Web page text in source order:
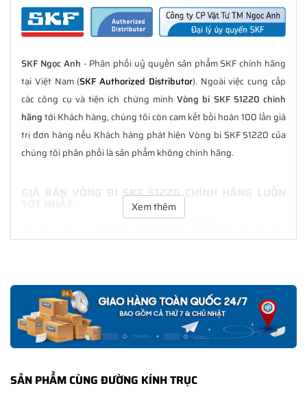
SKF Ngọc Anh - Phân phối uỷ quyền sản phẩm SKF chính hãng
tại Việt Nam (SKF Authorized Distributor). Ngoài việc cung cấp
các công cụ và tiện ích chứng minh Vòng bi SKF 51220 chính
hãngtới Khách hàng, chúng tôi còn cam kết bồi hoàn 100 lần giá
trị đơn hàng nếu Khách hàng phát hiện Vòng bi SKF 51220 của
chúng tôi phân phối là sản phẩm không chính hãng.
GIÁ BÁN VÒNG BI SKF 51220 CHÍNH HÃNG LUÔN
với nhiều ưu đãi kèm theo và các dịch vụ hẫu mãi sau bán hàng.
CHẾ ĐỘ BẢO HÀNH VÒNG BI SKF 51220 CHÍNH
HÃNG
Tất cả các sản phẩm SKF chính hãng doSKF Ngọc Anhphân
phối đều được bảo hành chính hãng theo đúng tiêu chuẩn bảo
hành của nhà sản xuất.
Xem thêm
SẢN PHẨM CÙNG ĐƯỜNG KÍNH TRỤC